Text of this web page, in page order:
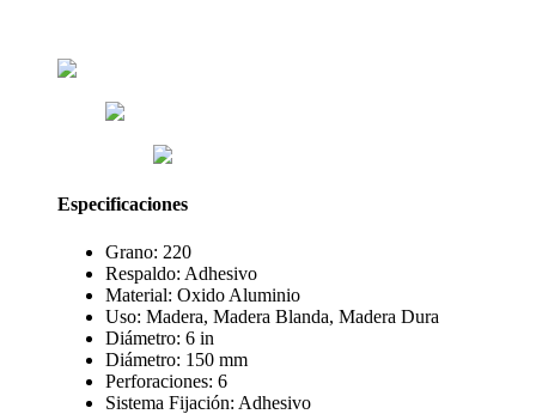
Especificaciones
Grano: 220
Respaldo: Adhesivo
Material: Oxido Aluminio
Uso: Madera, Madera Blanda, Madera Dura
Diámetro: 6 in
Diámetro: 150 mm
Perforaciones: 6
Sistema Fijación: Adhesivo